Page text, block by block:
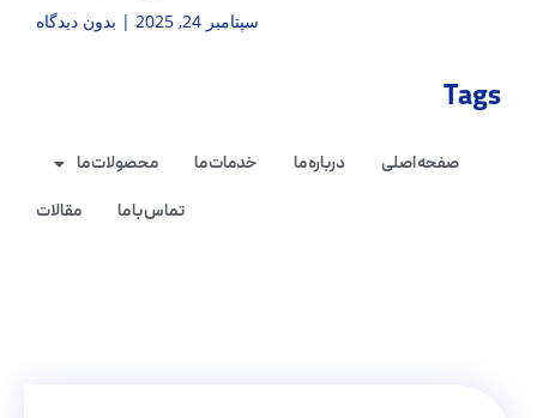
سپتامبر 24, 2025 بدون دیدگاه
Tags
صفحه اصلی درباره ما خدمات ما
محصولات ما
تماس با ما
مقالات